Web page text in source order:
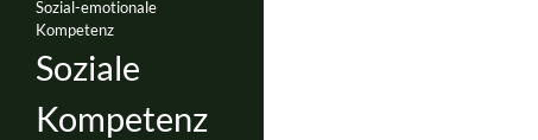
Sozial-emotionale
Kompetenz
Soziale
Kompetenz